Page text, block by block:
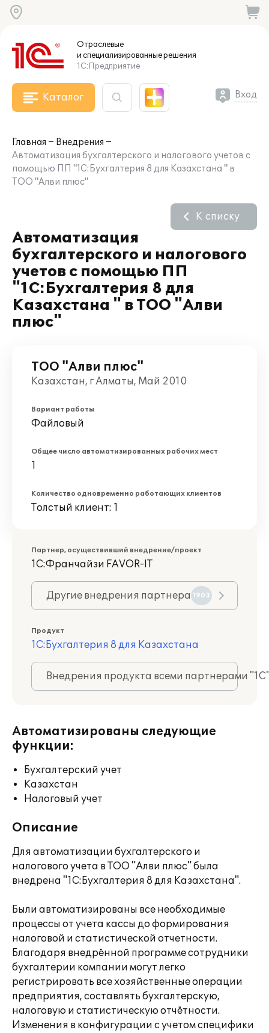
Отраслевые
и специализированныерешения
1С:Предприятие
Каталог Вход
Главная
Внедрения
Автоматизация бухгалтерского и налогового учетов с
помощью ПП "1С:Бухгалтерия 8 для Казахстана " в
ТОО "Алви плюс"
Автоматизация
бухгалтерского и налогового
учетов с помощью ПП
"1С:Бухгалтерия 8 для
Казахстана " в ТОО "Алви
плюс"
К списку
ТОО "Алви плюс"
Казахстан, г Алматы, Май 2010
Вариант работы
Файловый
Общее число автоматизированных рабочих мест
1
Количество одновременно работающих клиентов
Толстый клиент: 1
Партнер, осуществивший внедрение/проект
1С:Франчайзи FAVOR-IT
Другие внедрения партнера 1903
Продукт
1С:Бухгалтерия 8 для Казахстана
Внедрения продукта всеми партнерами
Автоматизированы следующие
функции:
Бухгалтерский учет
Казахстан
Налоговый учет
Описание
Для автоматизации бухгалтерского и
налогового учета в ТОО "Алви плюс" была
внедрена "1С:Бухгалтерия 8 для Казахстана".
Были автоматизированы все необходимые
процессы от учета кассы до формирования
налоговой и статистической отчетности.
Благодаря внедрённой программе сотрудники
бухгалтерии компании могут легко
регистрировать все хозяйственные операции
предприятия, составлять бухгалтерскую,
налоговую и статистическую отчётности.
Изменения в конфигурации с учетом специфики